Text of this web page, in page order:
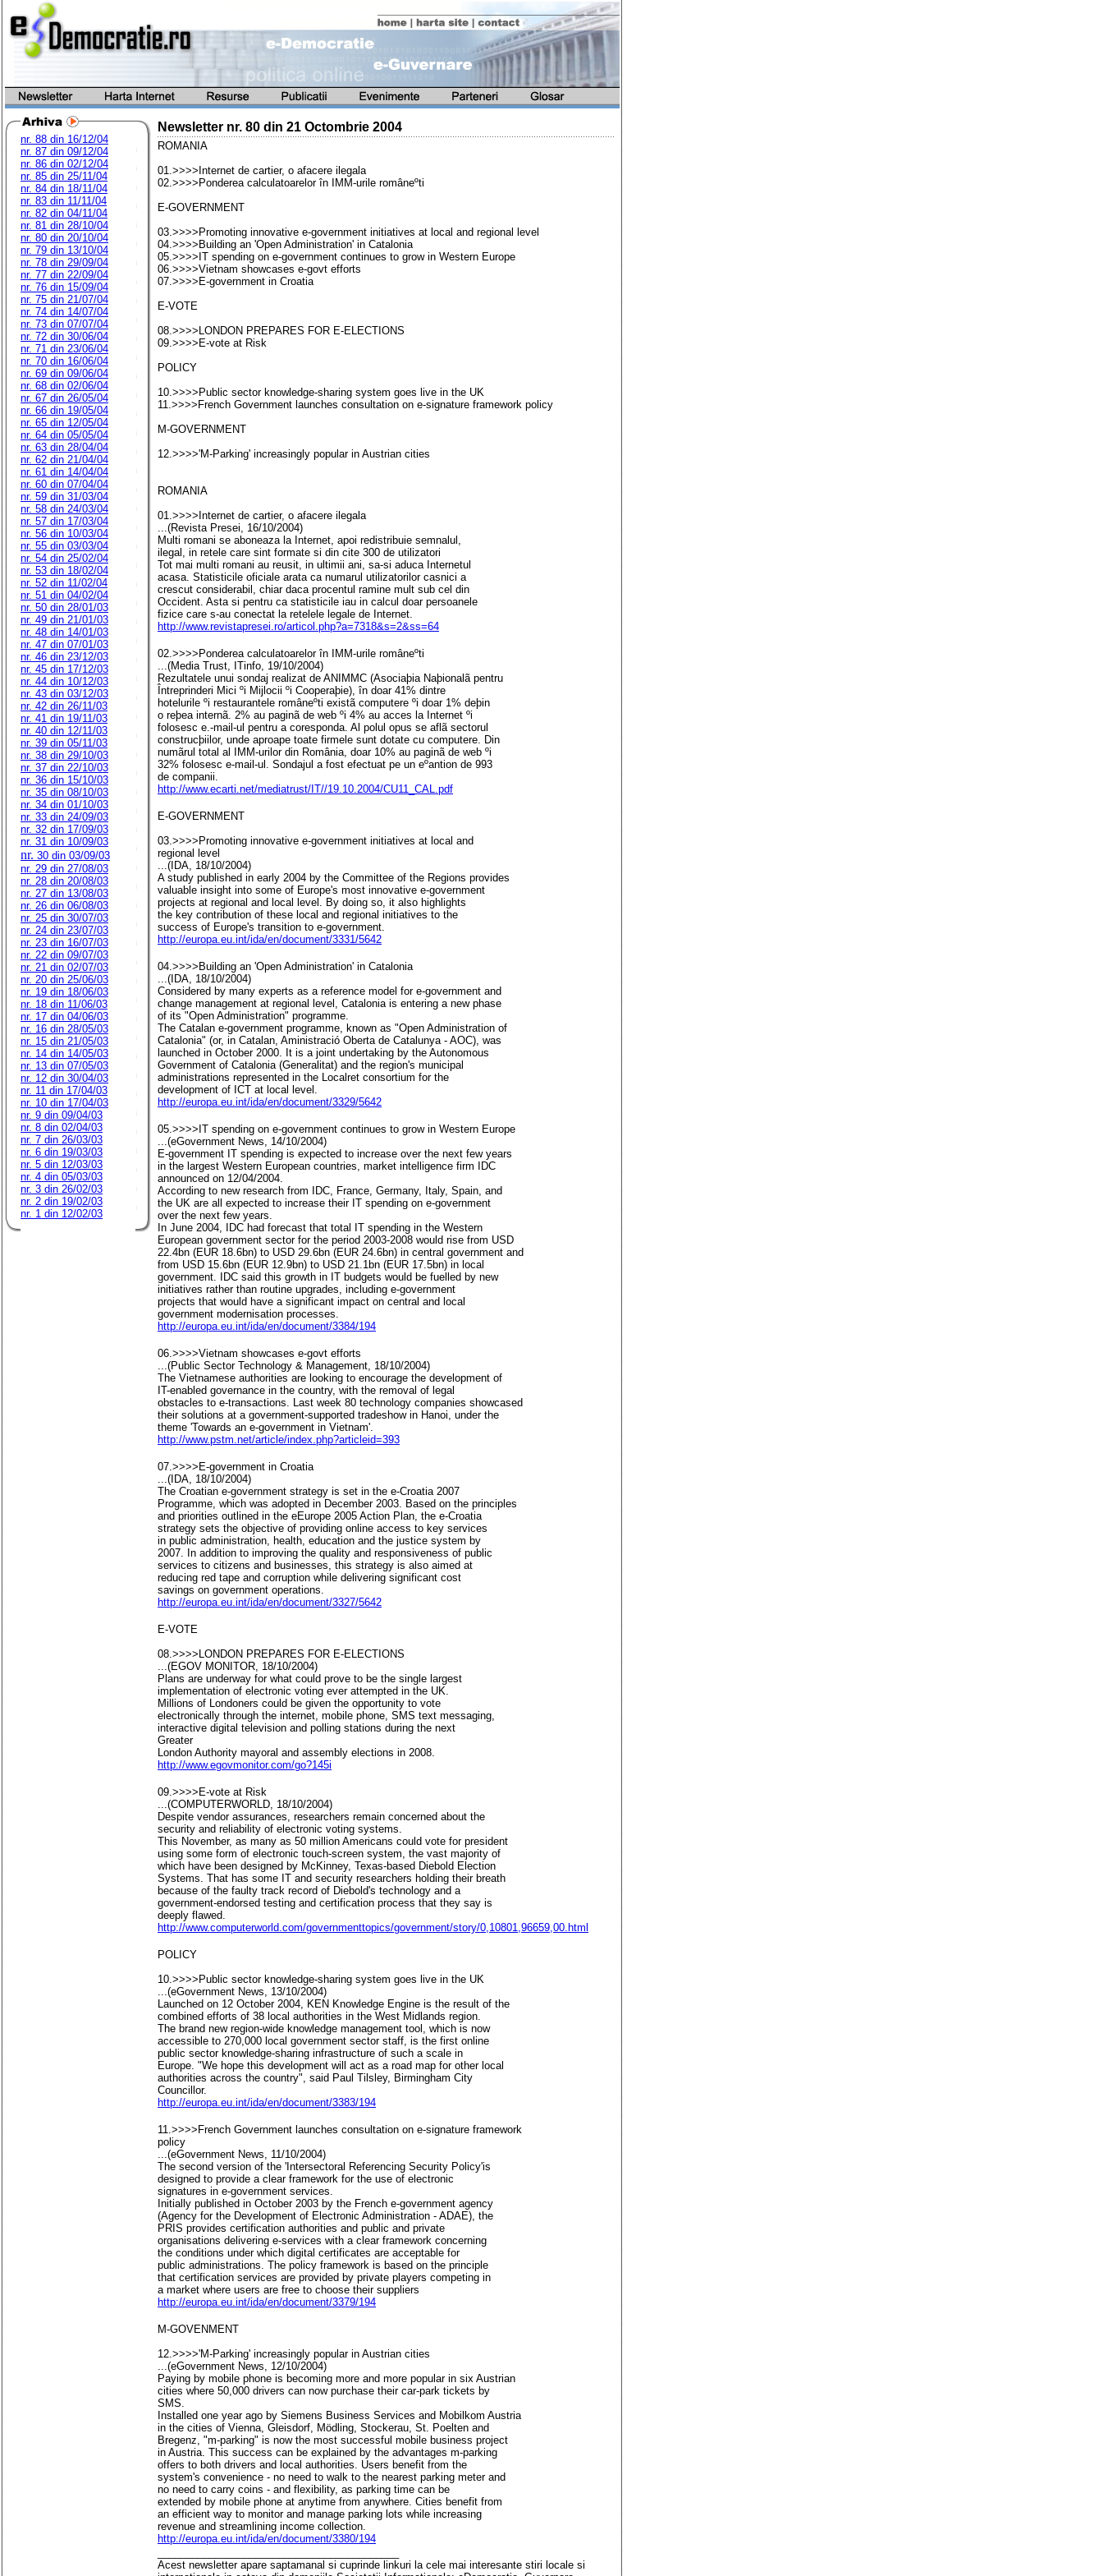
nr. 88 din 16/12/04
nr. 87 din 09/12/04
nr. 86 din 02/12/04
nr. 85 din 25/11/04
nr. 84 din 18/11/04
nr. 83 din 11/11/04
nr. 82 din 04/11/04
nr. 81 din 28/10/04
nr. 80 din 20/10/04
nr. 79 din 13/10/04
nr. 78 din 29/09/04
nr. 77 din 22/09/04
nr. 76 din 15/09/04
nr. 75 din 21/07/04
nr. 74 din 14/07/04
nr. 73 din 07/07/04
nr. 72 din 30/06/04
nr. 71 din 23/06/04
nr. 70 din 16/06/04
nr. 69 din 09/06/04
nr. 68 din 02/06/04
nr. 67 din 26/05/04
nr. 66 din 19/05/04
nr. 65 din 12/05/04
nr. 64 din 05/05/04
nr. 63 din 28/04/04
nr. 62 din 21/04/04
nr. 61 din 14/04/04
nr. 60 din 07/04/04
nr. 59 din 31/03/04
nr. 58 din 24/03/04
nr. 57 din 17/03/04
nr. 56 din 10/03/04
nr. 55 din 03/03/04
nr. 54 din 25/02/04
nr. 53 din 18/02/04
nr. 52 din 11/02/04
nr. 51 din 04/02/04
nr. 50 din 28/01/03
nr. 49 din 21/01/03
nr. 48 din 14/01/03
nr. 47 din 07/01/03
nr. 46 din 23/12/03
nr. 45 din 17/12/03
nr. 44 din 10/12/03
nr. 43 din 03/12/03
nr. 42 din 26/11/03
nr. 41 din 19/11/03
nr. 40 din 12/11/03
nr. 39 din 05/11/03
nr. 38 din 29/10/03
nr. 37 din 22/10/03
nr. 36 din 15/10/03
nr. 35 din 08/10/03
nr. 34 din 01/10/03
nr. 33 din 24/09/03
nr. 32 din 17/09/03
nr. 31 din 10/09/03
nr. 30 din 03/09/03
nr. 29 din 27/08/03
nr. 28 din 20/08/03
nr. 27 din 13/08/03
nr. 26 din 06/08/03
nr. 25 din 30/07/03
nr. 24 din 23/07/03
nr. 23 din 16/07/03
nr. 22 din 09/07/03
nr. 21 din 02/07/03
nr. 20 din 25/06/03
nr. 19 din 18/06/03
nr. 18 din 11/06/03
nr. 17 din 04/06/03
nr. 16 din 28/05/03
nr. 15 din 21/05/03
nr. 14 din 14/05/03
nr. 13 din 07/05/03
nr. 12 din 30/04/03
nr. 11 din 17/04/03
nr. 10 din 17/04/03
nr. 9 din 09/04/03
nr. 8 din 02/04/03
nr. 7 din 26/03/03
nr. 6 din 19/03/03
nr. 5 din 12/03/03
nr. 4 din 05/03/03
nr. 3 din 26/02/03
nr. 2 din 19/02/03
nr. 1 din 12/02/03
Newsletter nr. 80 din 21 Octombrie 2004
ROMANIA
01.>>>>Internet de cartier, o afacere ilegala
02.>>>>Ponderea calculatoarelor în IMM-urile româneºti
E-GOVERNMENT
03.>>>>Promoting innovative e-government initiatives at local and regional level
04.>>>>Building an 'Open Administration' in Catalonia
05.>>>>IT spending on e-government continues to grow in Western Europe
06.>>>>Vietnam showcases e-govt efforts
07.>>>>E-government in Croatia
E-VOTE
08.>>>>LONDON PREPARES FOR E-ELECTIONS
09.>>>>E-vote at Risk
POLICY
10.>>>>Public sector knowledge-sharing system goes live in the UK
11.>>>>French Government launches consultation on e-signature framework policy
M-GOVERNMENT
12.>>>>'M-Parking' increasingly popular in Austrian cities
ROMANIA
01.>>>>Internet de cartier, o afacere ilegala
...(Revista Presei, 16/10/2004)
Multi romani se aboneaza la Internet, apoi redistribuie semnalul,
ilegal, in retele care sint formate si din cite 300 de utilizatori
Tot mai multi romani au reusit, in ultimii ani, sa-si aduca Internetul
acasa. Statisticile oficiale arata ca numarul utilizatorilor casnici a
crescut considerabil, chiar daca procentul ramine mult sub cel din
Occident. Asta si pentru ca statisticile iau in calcul doar persoanele
fizice care s-au conectat la retelele legale de Internet.
http://www.revistapresei.ro/articol.php?a=7318&s=2&ss=64
02.>>>>Ponderea calculatoarelor în IMM-urile româneºti
...(Media Trust, ITinfo, 19/10/2004)
Rezultatele unui sondaj realizat de ANIMMC (Asociaþia Naþionalã pentru
Întreprinderi Mici ºi Mijlocii ºi Cooperaþie), în doar 41% dintre
hotelurile ºi restaurantele româneºti existã computere ºi doar 1% deþin
o reþea internã. 2% au paginã de web ºi 4% au acces la Internet ºi
folosesc e.-mail-ul pentru a coresponda. Al polul opus se aflã sectorul
construcþiilor, unde aproape toate firmele sunt dotate cu computere. Din
numãrul total al IMM-urilor din România, doar 10% au paginã de web ºi
32% folosesc e-mail-ul. Sondajul a fost efectuat pe un eºantion de 993
de companii.
http://www.ecarti.net/mediatrust/IT//19.10.2004/CU11_CAL.pdf
E-GOVERNMENT
03.>>>>Promoting innovative e-government initiatives at local and
regional level
...(IDA, 18/10/2004)
A study published in early 2004 by the Committee of the Regions provides
valuable insight into some of Europe's most innovative e-government
projects at regional and local level. By doing so, it also highlights
the key contribution of these local and regional initiatives to the
success of Europe's transition to e-government.
http://europa.eu.int/ida/en/document/3331/5642
04.>>>>Building an 'Open Administration' in Catalonia
...(IDA, 18/10/2004)
Considered by many experts as a reference model for e-government and
change management at regional level, Catalonia is entering a new phase
of its "Open Administration" programme.
The Catalan e-government programme, known as "Open Administration of
Catalonia" (or, in Catalan, Aministració Oberta de Catalunya - AOC), was
launched in October 2000. It is a joint undertaking by the Autonomous
Government of Catalonia (Generalitat) and the region's municipal
administrations represented in the Localret consortium for the
development of ICT at local level.
http://europa.eu.int/ida/en/document/3329/5642
05.>>>>IT spending on e-government continues to grow in Western Europe
...(eGovernment News, 14/10/2004)
E-government IT spending is expected to increase over the next few years
in the largest Western European countries, market intelligence firm IDC
announced on 12/04/2004.
According to new research from IDC, France, Germany, Italy, Spain, and
the UK are all expected to increase their IT spending on e-government
over the next few years.
In June 2004, IDC had forecast that total IT spending in the Western
European government sector for the period 2003-2008 would rise from USD
22.4bn (EUR 18.6bn) to USD 29.6bn (EUR 24.6bn) in central government and
from USD 15.6bn (EUR 12.9bn) to USD 21.1bn (EUR 17.5bn) in local
government. IDC said this growth in IT budgets would be fuelled by new
initiatives rather than routine upgrades, including e-government
projects that would have a significant impact on central and local
government modernisation processes.
http://europa.eu.int/ida/en/document/3384/194
06.>>>>Vietnam showcases e-govt efforts
...(Public Sector Technology & Management, 18/10/2004)
The Vietnamese authorities are looking to encourage the development of
IT-enabled governance in the country, with the removal of legal
obstacles to e-transactions. Last week 80 technology companies showcased
their solutions at a government-supported tradeshow in Hanoi, under the
theme 'Towards an e-government in Vietnam'.
http://www.pstm.net/article/index.php?articleid=393
07.>>>>E-government in Croatia
...(IDA, 18/10/2004)
The Croatian e-government strategy is set in the e-Croatia 2007
Programme, which was adopted in December 2003. Based on the principles
and priorities outlined in the eEurope 2005 Action Plan, the e-Croatia
strategy sets the objective of providing online access to key services
in public administration, health, education and the justice system by
2007. In addition to improving the quality and responsiveness of public
services to citizens and businesses, this strategy is also aimed at
reducing red tape and corruption while delivering significant cost
savings on government operations.
http://europa.eu.int/ida/en/document/3327/5642
E-VOTE
08.>>>>LONDON PREPARES FOR E-ELECTIONS
...(EGOV MONITOR, 18/10/2004)
Plans are underway for what could prove to be the single largest
implementation of electronic voting ever attempted in the UK.
Millions of Londoners could be given the opportunity to vote
electronically through the internet, mobile phone, SMS text messaging,
interactive digital television and polling stations during the next
Greater
London Authority mayoral and assembly elections in 2008.
http://www.egovmonitor.com/go?145i
09.>>>>E-vote at Risk
...(COMPUTERWORLD, 18/10/2004)
Despite vendor assurances, researchers remain concerned about the
security and reliability of electronic voting systems.
This November, as many as 50 million Americans could vote for president
using some form of electronic touch-screen system, the vast majority of
which have been designed by McKinney, Texas-based Diebold Election
Systems. That has some IT and security researchers holding their breath
because of the faulty track record of Diebold's technology and a
government-endorsed testing and certification process that they say is
deeply flawed.
http://www.computerworld.com/governmenttopics/government/story/0,10801,96659,00.html
POLICY
10.>>>>Public sector knowledge-sharing system goes live in the UK
...(eGovernment News, 13/10/2004)
Launched on 12 October 2004, KEN Knowledge Engine is the result of the
combined efforts of 38 local authorities in the West Midlands region.
The brand new region-wide knowledge management tool, which is now
accessible to 270,000 local government sector staff, is the first online
public sector knowledge-sharing infrastructure of such a scale in
Europe. "We hope this development will act as a road map for other local
authorities across the country", said Paul Tilsley, Birmingham City
Councillor.
http://europa.eu.int/ida/en/document/3383/194
11.>>>>French Government launches consultation on e-signature framework
policy
...(eGovernment News, 11/10/2004)
The second version of the 'Intersectoral Referencing Security Policy'is
designed to provide a clear framework for the use of electronic
signatures in e-government services.
Initially published in October 2003 by the French e-government agency
(Agency for the Development of Electronic Administration - ADAE), the
PRIS provides certification authorities and public and private
organisations delivering e-services with a clear framework concerning
the conditions under which digital certificates are acceptable for
public administrations. The policy framework is based on the principle
that certification services are provided by private players competing in
a market where users are free to choose their suppliers
http://europa.eu.int/ida/en/document/3379/194
M-GOVENMENT
12.>>>>'M-Parking' increasingly popular in Austrian cities
...(eGovernment News, 12/10/2004)
Paying by mobile phone is becoming more and more popular in six Austrian
cities where 50,000 drivers can now purchase their car-park tickets by
SMS.
Installed one year ago by Siemens Business Services and Mobilkom Austria
in the cities of Vienna, Gleisdorf, Mödling, Stockerau, St. Poelten and
Bregenz, "m-parking" is now the most successful mobile business project
in Austria. This success can be explained by the advantages m-parking
offers to both drivers and local authorities. Users benefit from the
system's convenience - no need to walk to the nearest parking meter and
no need to carry coins - and flexibility, as parking time can be
extended by mobile phone at anytime from anywhere. Cities benefit from
an efficient way to monitor and manage parking lots while increasing
revenue and streamlining income collection.
http://europa.eu.int/ida/en/document/3380/194
Acest newsletter apare saptamanal si cuprinde linkuri la cele mai interesante stiri locale si